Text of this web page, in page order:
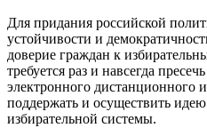
Для придания российской
устойчивости и
доверие граждан к
требуется раз и навсегда
электронного дистанционного
поддержать и осуществить
избирательной системы.